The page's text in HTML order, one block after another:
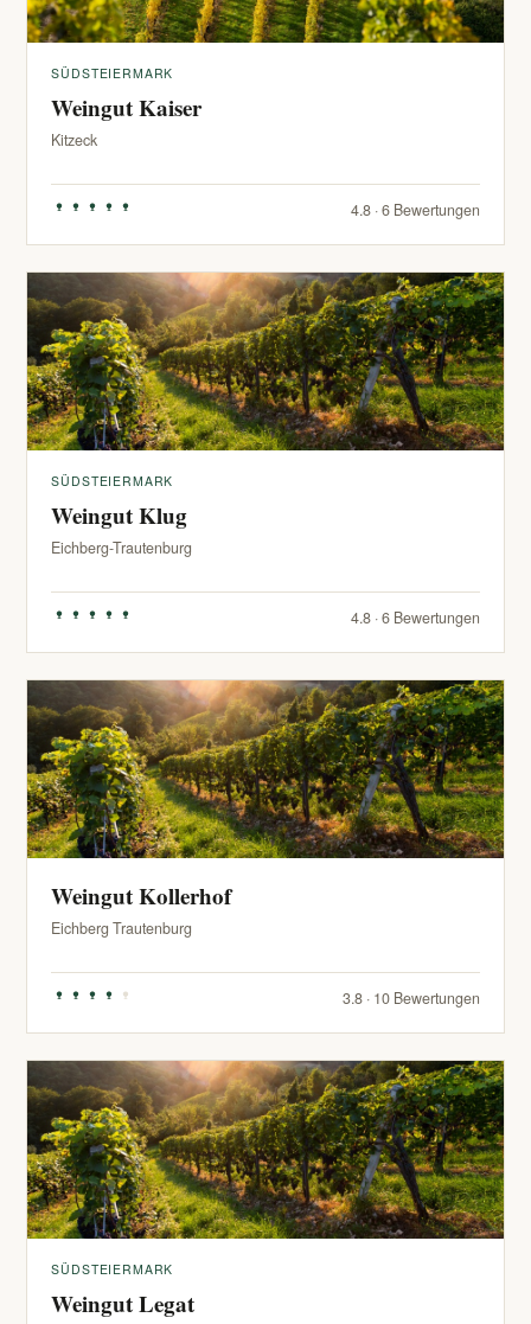
SÜDSTEIERMARK
Weingut Kaiser
Kitzeck
4.8 · 6 Bewertungen
SÜDSTEIERMARK
Weingut Klug
Eichberg-Trautenburg
4.8 · 6 Bewertungen
Weingut Kollerhof
Eichberg Trautenburg
3.8 · 10 Bewertungen
SÜDSTEIERMARK
Weingut Legat